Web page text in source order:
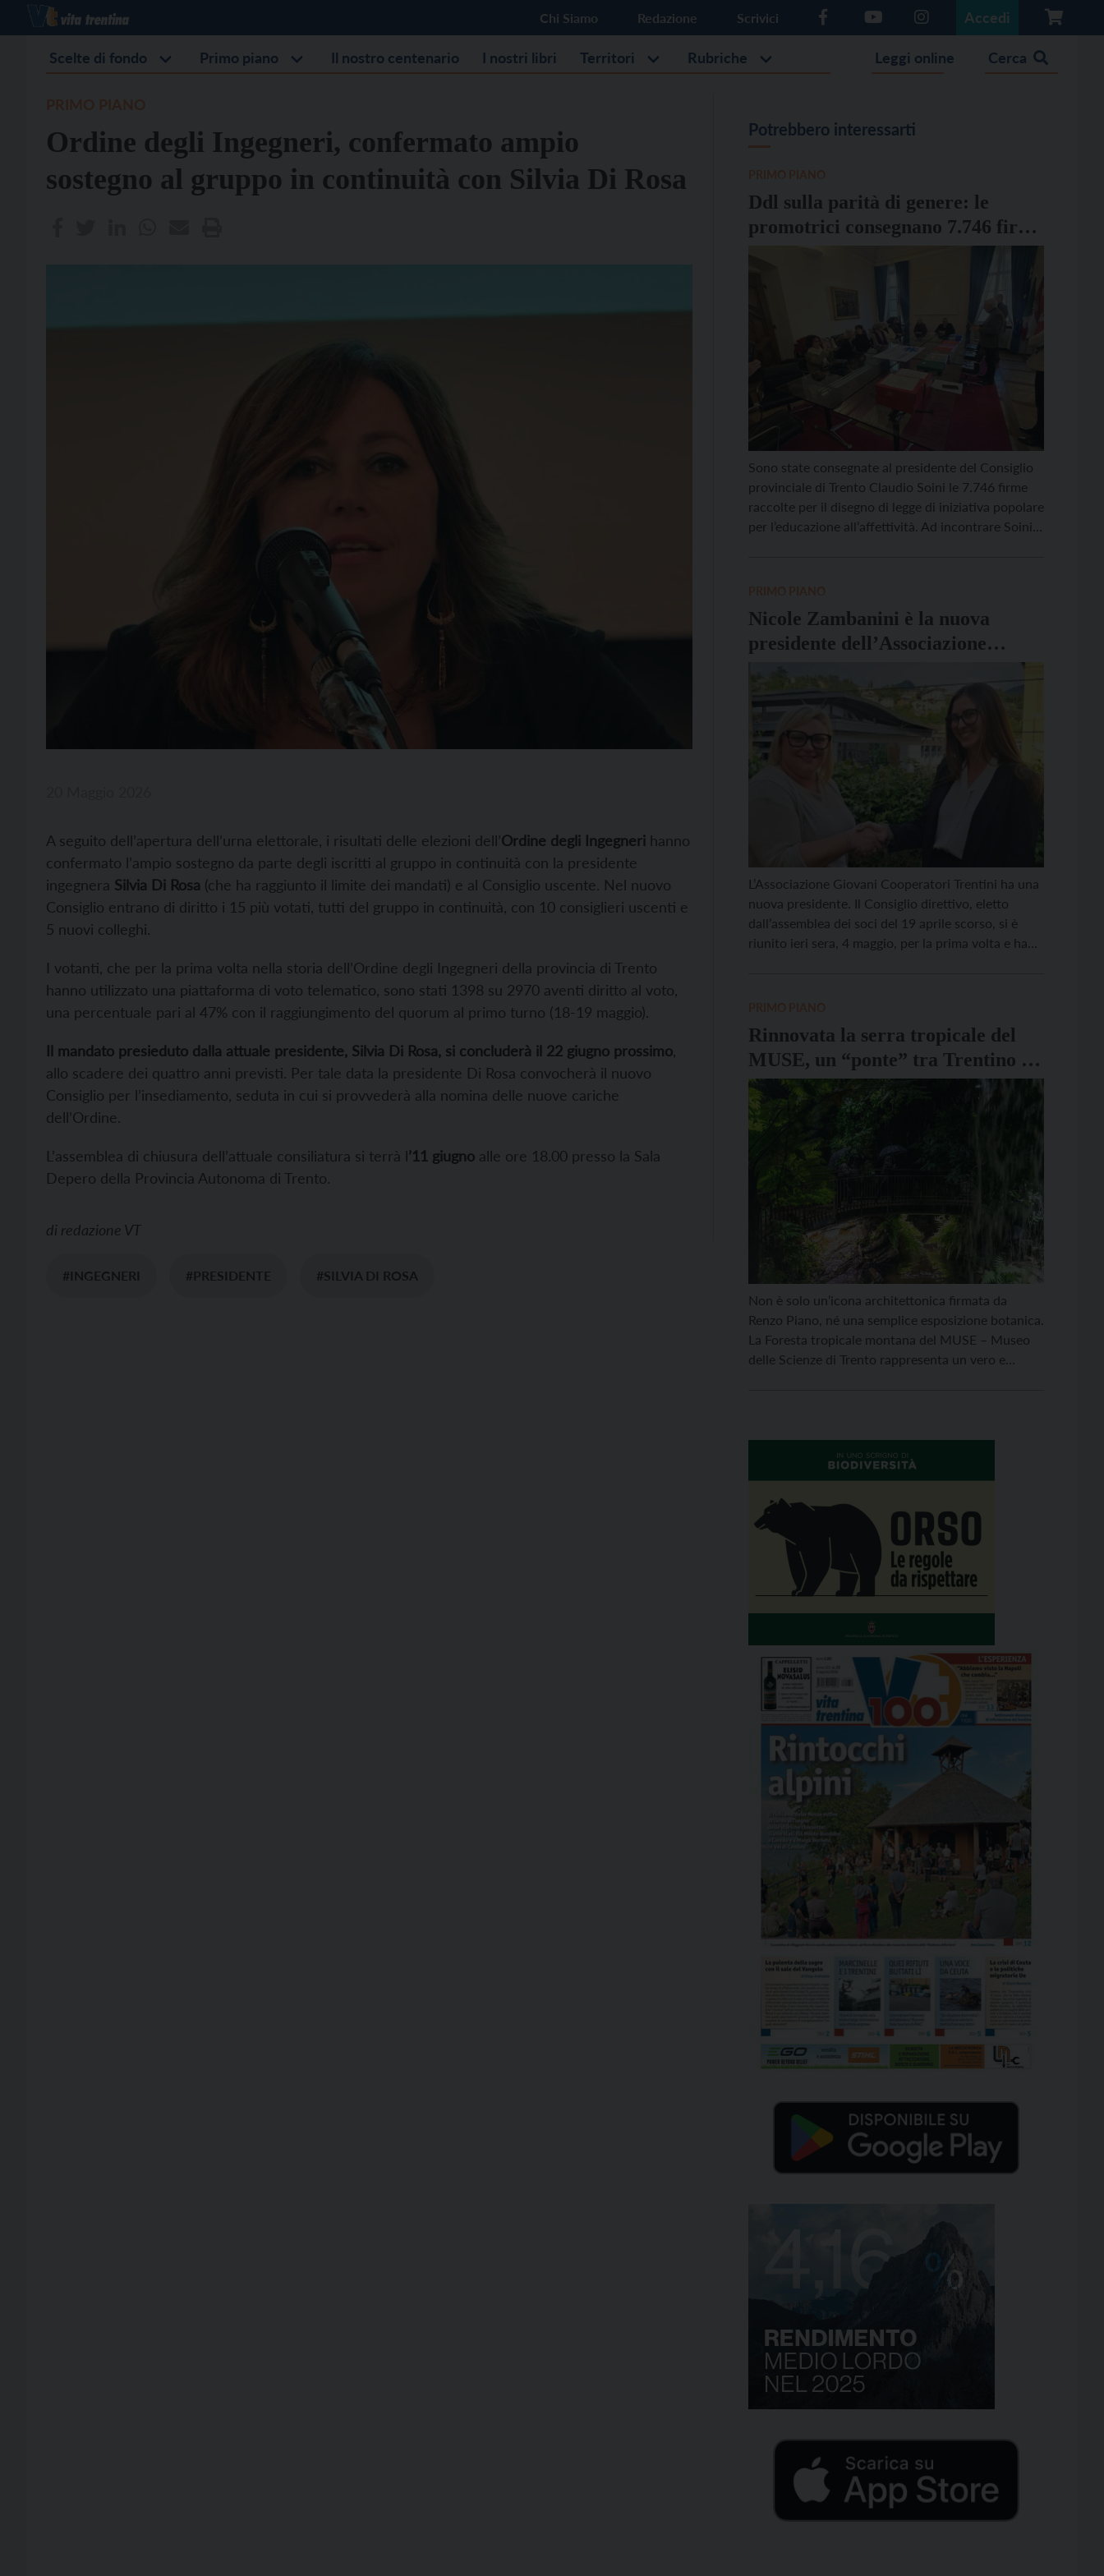
Chi Siamo Redazione Scrivici Accedi
Scelte di fondo Primo piano Il nostro centenario I nostri libri Territori Rubriche Leggi online Cerca
Ordine degli Ingegneri, confermato ampio
sostegno al gruppo in continuità con Silvia Di Rosa
A seguito dell’apertura dell’urna elettorale, i risultati delle elezioni dell’Ordine degli Ingegneri hanno
confermato l’ampio sostegno da parte degli iscritti al gruppo in continuità con la presidente
ingegnera Silvia Di Rosa (che ha raggiunto il limite dei mandati) e al Consiglio uscente. Nel nuovo
Consiglio entrano di diritto i 15 più votati, tutti del gruppo in continuità, con 10 consiglieri uscenti e
5 nuovi colleghi.
I votanti, che per la prima volta nella storia dell’Ordine degli Ingegneri della provincia di Trento
hanno utilizzato una piattaforma di voto telematico, sono stati 1398 su 2970 aventi diritto al voto,
una percentuale pari al 47% con il raggiungimento del quorum al primo turno (18-19 maggio).
Il mandato presieduto dalla attuale presidente, Silvia Di Rosa, si concluderà il 22 giugno prossimo
allo scadere dei quattro anni previsti. Per tale data la presidente Di Rosa convocherà il nuovo
Consiglio per l’insediamento, seduta in cui si provvederà alla nomina delle nuove cariche
dell’Ordine.
L’assemblea di chiusura dell’attuale consiliatura si terrà l’11 giugno alle ore 18.00 presso la Sala
Depero della Provincia Autonoma di Trento.
di redazione VT
#INGEGNERI #PRESIDENTE #SILVIA DI ROSA
Potrebbero interessarti
Ddl sulla parità di genere: le
promotrici consegnano 7.746 firme
al presidente del Consiglio
Sono state consegnate al presidente del Consiglio
provinciale di Trento Claudio Soini le 7.746 firme
raccolte per il disegno di legge di iniziativa popolare
per l’educazione all’affettività. Ad incontrare Soini
Nicole Zambanini è la nuova
presidente dell’Associazione
Giovani Cooperatori
L’Associazione Giovani Cooperatori Trentini ha una
nuova presidente. Il Consiglio direttivo, eletto
dall’assemblea dei soci del 19 aprile scorso, si è
riunito ieri sera, 4 maggio, per la prima volta e ha
Rinnovata la serra tropicale del
MUSE, un “ponte” tra Trentino e
Tanzania
Non è solo un’icona architettonica firmata da
Renzo Piano, né una semplice esposizione botanica.
La Foresta tropicale montana del MUSE – Museo
delle Scienze di Trento rappresenta un vero e
più prezioso e minacciato […]